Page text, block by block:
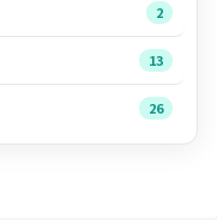
2
13
26